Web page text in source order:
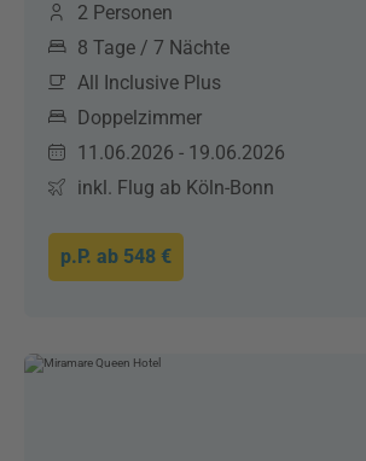
2 Personen
8 Tage / 7 Nächte
All Inclusive Plus
Doppelzimmer
11.06.2026 - 19.06.2026
inkl. Flug ab Köln-Bonn
p.P. ab 548 €